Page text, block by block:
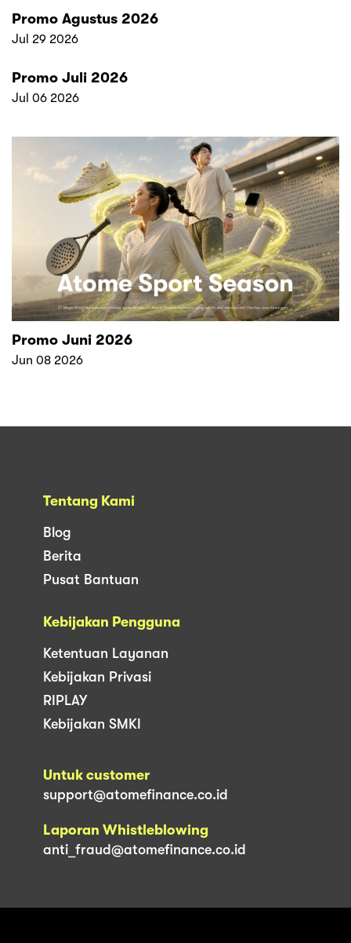
Promo Agustus 2026
Jul 29 2026
Promo Juli 2026
Jul 06 2026
Promo Juni 2026
Jun 08 2026
Tentang Kami
Blog
Berita
Pusat Bantuan
Kebijakan Pengguna
Ketentuan Layanan
Kebijakan Privasi
RIPLAY
Kebijakan SMKI
Untuk customer
support@atomefinance.co.id
Laporan Whistleblowing
anti_fraud@atomefinance.co.id